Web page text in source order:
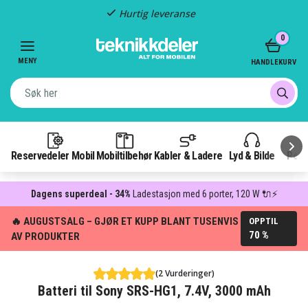
Hurtig leveranse
MENY
Reservedeler Mobil Mobiltilbehør Kabler & Ladere Lyd & Bilde
0
HANDLEKURV
Dagens superdeal - 34% Ladestasjon med 6 porter, 120 W 🔌⚡
🔥 AUGUSTSALG – GJØR ET KUPP BLANT TUSENVIS
AV PRODUKTER
OPPTIL
70 %
(2 Vurderinger)
Batteri til Sony SRS-HG1, 7.4V, 3000 mAh